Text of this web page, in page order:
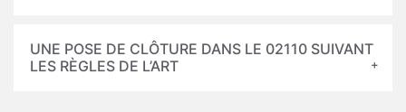
UNE POSE DE CLÔTURE DANS LE 02110 SUIVANT
LES RÈGLES DE L’ART